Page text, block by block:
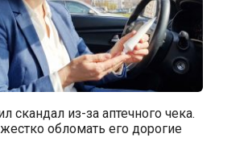
скандал из-за аптечного чека.
обломать его дорогие